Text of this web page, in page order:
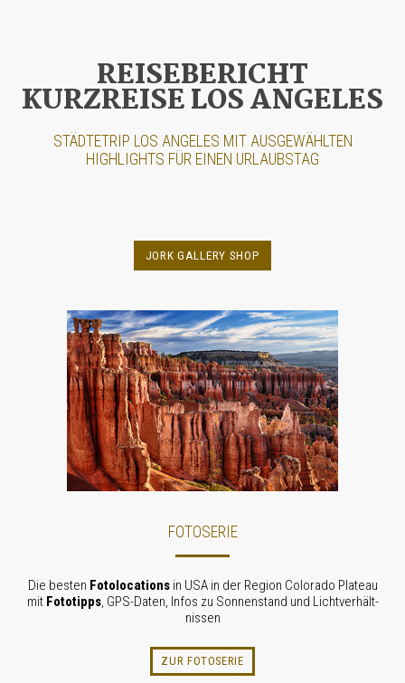
REISEBERICHT
KURZREISE LOS ANGELES
STÄDTETRIP LOS ANGELES MIT AUSGEWÄHLTEN
HIGHLIGHTS FÜR EINEN URLAUBSTAG
JORK GALLERY SHOP
FOTOSERIE
Die besten Fotolocationsin USA in der Region Colorado Plateau
mit Fototipps, GPS-Daten, Infos zu Sonnenstand und Licht­verhält­
nissen
ZUR FOTOSERIE